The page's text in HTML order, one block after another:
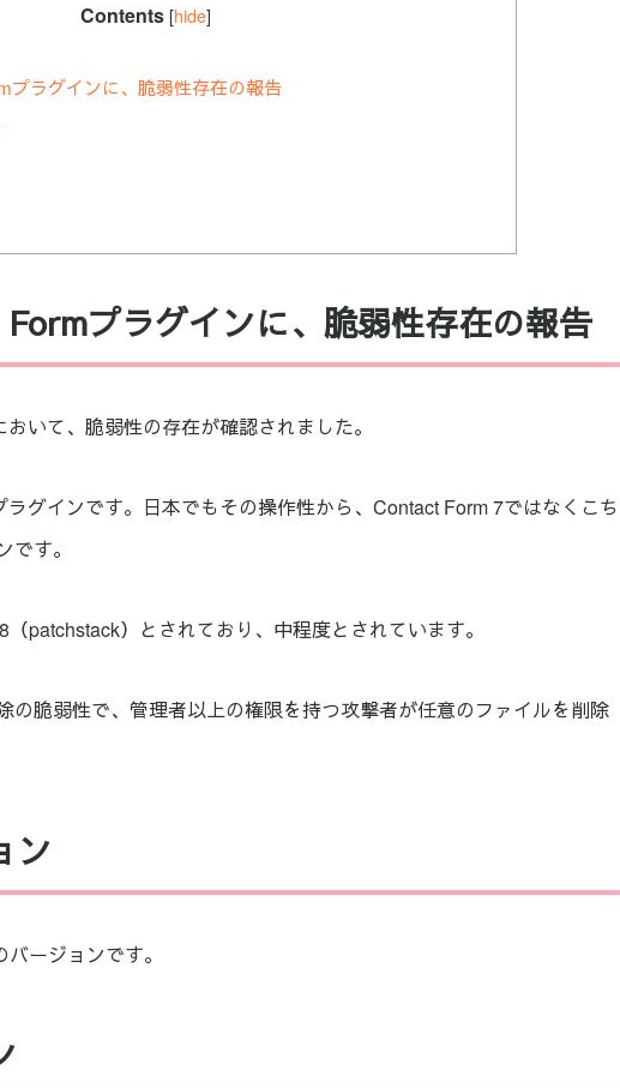
Contents [hide]
プラグインに、脆弱性存在の報告
プラグインに、脆弱性存在の報告
いて、脆弱性の存在が確認されました。
グインです。日本でもその操作性から、Contact Form 7ではなくこち
す。
patchstack）とされており、中程度とされています。
の脆弱性で、管理者以上の権限を持つ攻撃者が任意のファイルを削除
ン
ージョンです。